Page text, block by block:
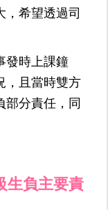
，希望透過司
發時上課鐘
，且當時雙方
部分責任，同
生負主要責